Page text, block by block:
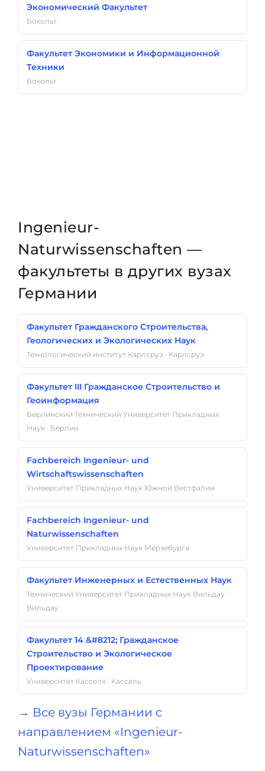
Экономический Факультет
Бохольт
Факультет Экономики и Информационной
Техники
Бохольт
Ingenieur-
Naturwissenschaften —
факультеты в других вузах
Германии
Факультет Гражданского Строительства,
Геологических и Экологических Наук
Технологический институт Карлсруэ · Карлсруэ
Факультет III Гражданское Строительство и
Геоинформация
Берлинский Технический Университет Прикладных
Наук · Берлин
Fachbereich Ingenieur- und
Wirtschaftswissenschaften
Университет Прикладных Наук Южной Вестфалии
Fachbereich Ingenieur- und
Naturwissenschaften
Университет Прикладных Наук Мерзебурга
Факультет Инженерных и Естественных Наук
Технический Университет Прикладных Наук Вильдау ·
Вильдау
Факультет 14 &#8212; Гражданское
Строительство и Экологическое
Проектирование
Университет Касселя · Кассель
→ Все вузы Германии с
направлением «Ingenieur-
Naturwissenschaften»